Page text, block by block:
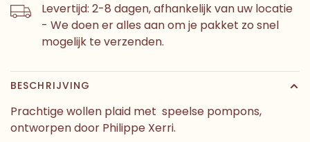
Levertijd: 2-8 dagen, afhankelijk van uw locatie
- We doen er alles aan om je pakket zo snel
mogelijk te verzenden.
BESCHRIJVING
Prachtige wollen plaid met speelse pompons,
ontworpen door Philippe Xerri.